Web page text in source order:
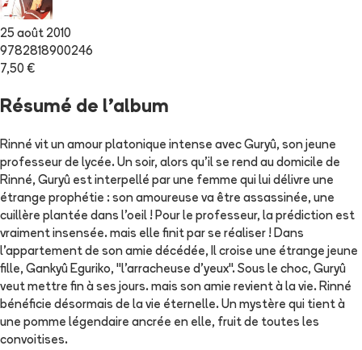
25 août 2010
9782818900246
7,50 €
Résumé de l'album
Rinné vit un amour platonique intense avec Guryû, son jeune
professeur de lycée. Un soir, alors qu'il se rend au domicile de
Rinné, Guryû est interpellé par une femme qui lui délivre une
étrange prophétie : son amoureuse va être assassinée, une
cuillère plantée dans l'oeil ! Pour le professeur, la prédiction est
vraiment insensée. mais elle finit par se réaliser ! Dans
l'appartement de son amie décédée, Il croise une étrange jeune
fille, Gankyû Eguriko, "l'arracheuse d'yeux". Sous le choc, Guryû
veut mettre fin à ses jours. mais son amie revient à la vie. Rinné
bénéficie désormais de la vie éternelle. Un mystère qui tient à
une pomme légendaire ancrée en elle, fruit de toutes les
convoitises.